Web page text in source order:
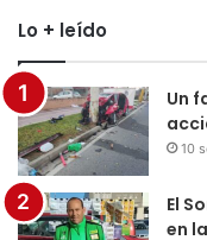
Lo + leído
Un
10
El
en